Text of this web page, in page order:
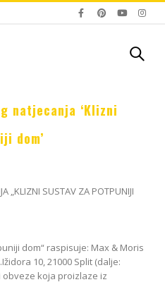
natjecanja ‘Klizni
dom’
„KLIZNI SUSTAV ZA POTPUNIJI
dom“ raspisuje: Max & Moris
10, 21000 Split (dalje:
obveze koja proizlaze iz
Zavirite u novu EGGER
Dekorativnu kolekciju
26+